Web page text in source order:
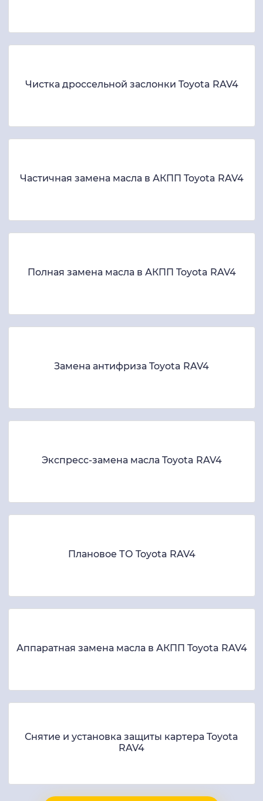
Чистка дроссельной заслонки Toyota RAV4
Частичная замена масла в АКПП Toyota RAV4
Полная замена масла в АКПП Toyota RAV4
Замена антифриза Toyota RAV4
Экспресс-замена масла Toyota RAV4
Плановое ТО Toyota RAV4
Аппаратная замена масла в АКПП Toyota RAV4
Снятие и установка защиты картера Toyota
RAV4